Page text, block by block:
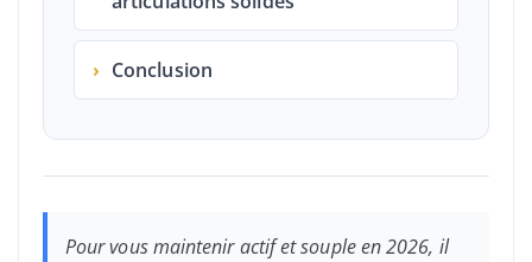
› Conclusion
Pour vous maintenir actif et souple en 2026, il